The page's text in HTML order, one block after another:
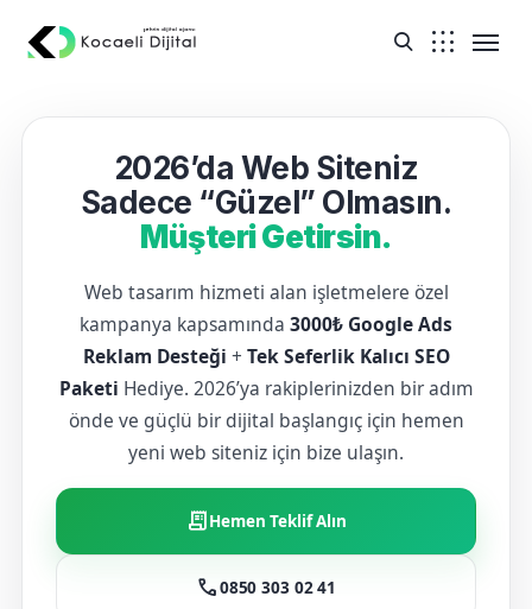
2026’da Web Siteniz
Sadece “Güzel” Olmasın.
Müşteri Getirsin.
Web tasarım hizmeti alan işletmelere özel
kampanya kapsamında 3000₺ Google Ads
Reklam Desteği + Tek Seferlik Kalıcı SEO
Paketi Hediye. 2026’ya rakiplerinizden bir adım
önde ve güçlü bir dijital başlangıç için hemen
yeni web siteniz için bize ulaşın.
receipt_longHemen Teklif Alın
call0850 303 02 41